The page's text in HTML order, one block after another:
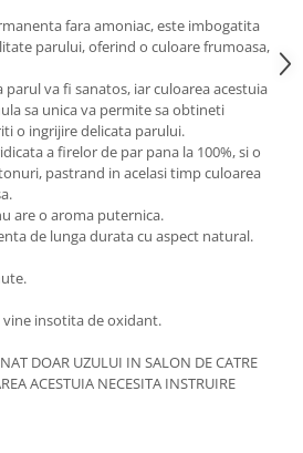
fara amoniac, este imbogatita
parului, oferind o culoare frumoasa,
parul va fi sanatos, iar culoarea acestuia
sa unica va permite sa obtineti
o ingrijire delicata parului.
a firelor de par pana la 100%, si o
pastrand in acelasi timp culoarea
are o aroma puternica.
de lunga durata cu aspect natural.
insotita de oxidant.
DOAR UZULUI IN SALON DE CATRE
ACESTUIA NECESITA INSTRUIRE